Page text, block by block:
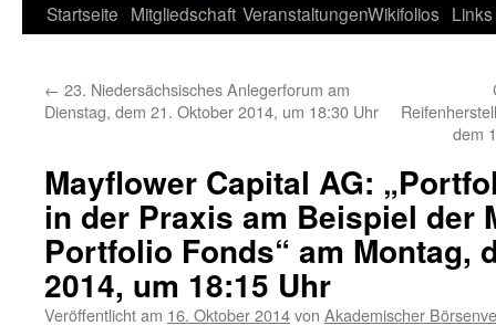
Startseite Mitgliedschaft VeranstaltungenWikifolios Links
← 23. Niedersächsisches Anlegerforum am
Dienstag, dem 21. Oktober 2014, um 18:30 Uhr
dem
Mayflower Capital AG:
in der Praxis am Beispiel der
Portfolio Fonds“ am Montag,
2014, um 18:15 Uhr
Veröffentlicht am 16. Oktober 2014von Akademischer